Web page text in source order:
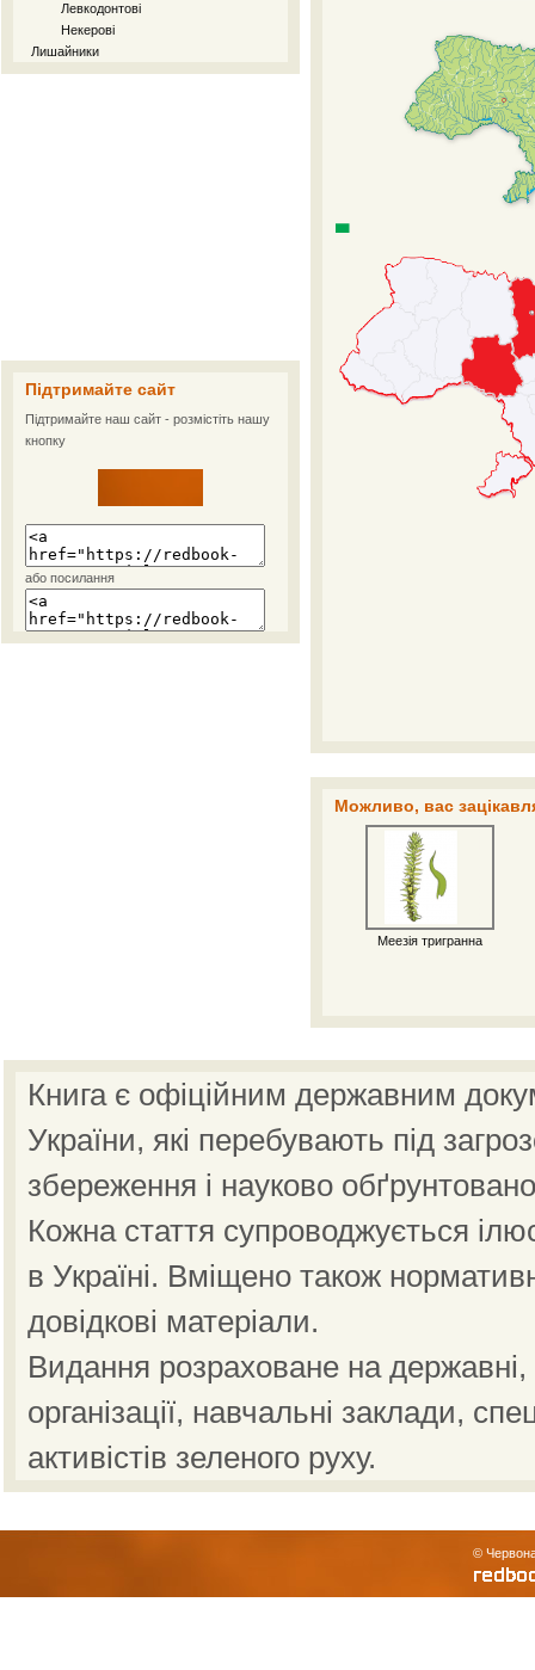
Левкодонтові
Некерові
Лишайники
Підтримайте сайт
Підтримайте наш сайт - розмістіть нашу
кнопку
або посилання
Можливо, вас
Меезія тригранна
Книга є офіційним державним
України, які перебувають під
збереження і науково
Кожна стаття супроводжується
в Україні. Вміщено також
довідкові матеріали.
Видання розраховане на державні,
організації, навчальні заклади,
активістів зеленого руху.
©